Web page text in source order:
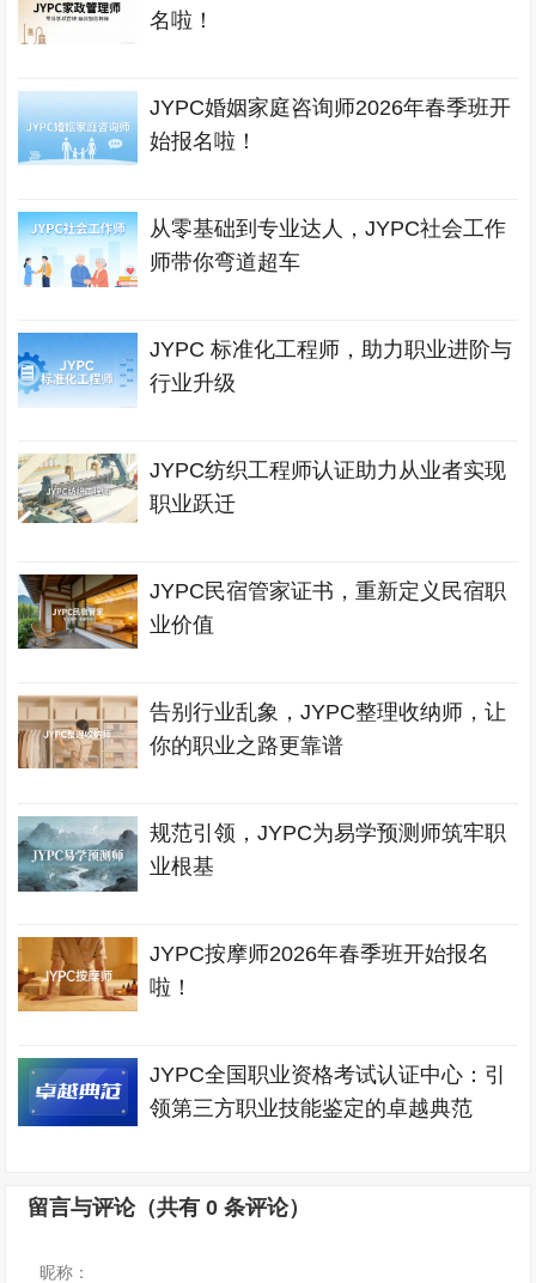
名啦！
JYPC婚姻家庭咨询师2026年春季班开
始报名啦！
从零基础到专业达人，JYPC社会工作
师带你弯道超车
JYPC 标准化工程师，助力职业进阶与
行业升级
JYPC纺织工程师认证助力从业者实现
职业跃迁
JYPC民宿管家证书，重新定义民宿职
业价值
告别行业乱象，JYPC整理收纳师，让
你的职业之路更靠谱
规范引领，JYPC为易学预测师筑牢职
业根基
JYPC按摩师2026年春季班开始报名
啦！
JYPC全国职业资格考试认证中心：引
领第三方职业技能鉴定的卓越典范
留言与评论（共有0 条评论）
昵称：